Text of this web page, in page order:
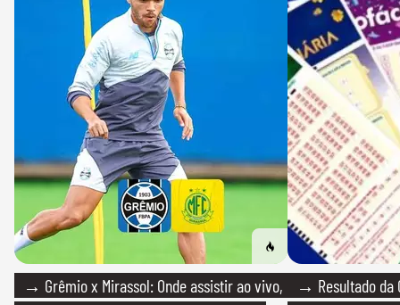
→ Grêmio x Mirassol: Onde assistir ao vivo,
→ Resultado da